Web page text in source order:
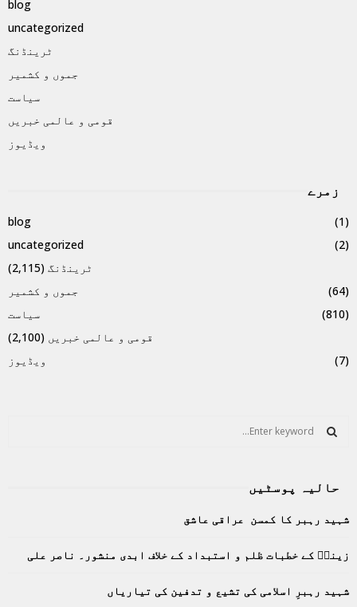
blog
uncategorized
ٹرینڈنگ
جموں و کشمیر
سیاست
قومی و عالمی خبریں
ویڈیوز
زمرے
blog
(1)
uncategorized
(2)
ٹرینڈنگ (2,115)
جموں و کشمیر
(64)
سیاست
(810)
قومی و عالمی خبریں (2,100)
ویڈیوز
(7)
f
r
E
A
R
C
حالیہ پوسٹیں
شہید رہبر کا کمسن عراقی عاشق
زینبؑ کے خطبات ظلم و استبداد کے خلاف ابدی منشور۔ ناصر علی
شہید رہبرِ اسلامی کی تشیع و تدفین کی تیاریاں